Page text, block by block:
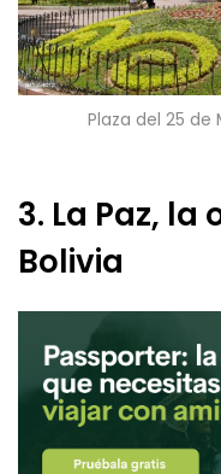
Plaza del 25 de
3. La Paz,
Bolivia